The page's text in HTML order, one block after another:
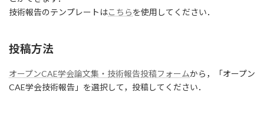
技術報告のテンプレートはこちらを使用してください．
投稿方法
オープンCAE学会論文集・技術報告投稿フォームから，「オープン
CAE学会技術報告」を選択して，投稿してください．